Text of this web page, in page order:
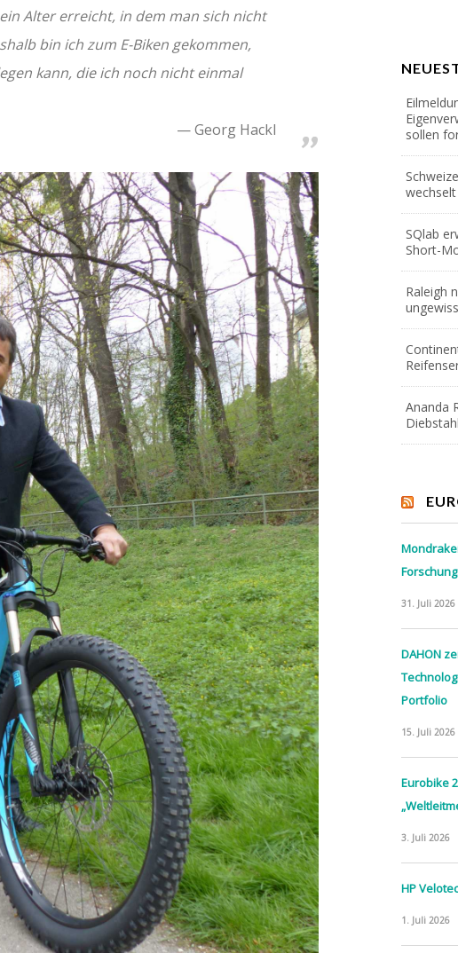
Alter erreicht, in dem man sich nicht
bin ich zum E-Biken gekommen,
kann, die ich noch nicht einmal
Georg Hackl
sollen
SQlab
Short-
Raleigh
Ananda
31. Juli 2026
DAHON
Portfolio
15. Juli 2026
Eurobike
3. Juli 2026
HP
1. Juli 2026